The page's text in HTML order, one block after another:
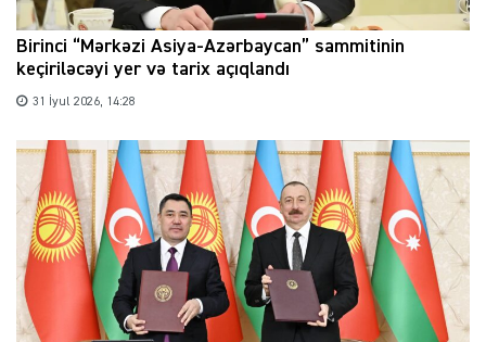
Birinci “Mərkəzi Asiya-Azərbaycan” sammitinin
keçiriləcəyi yer və tarix açıqlandı
31 İyul 2026, 14:28